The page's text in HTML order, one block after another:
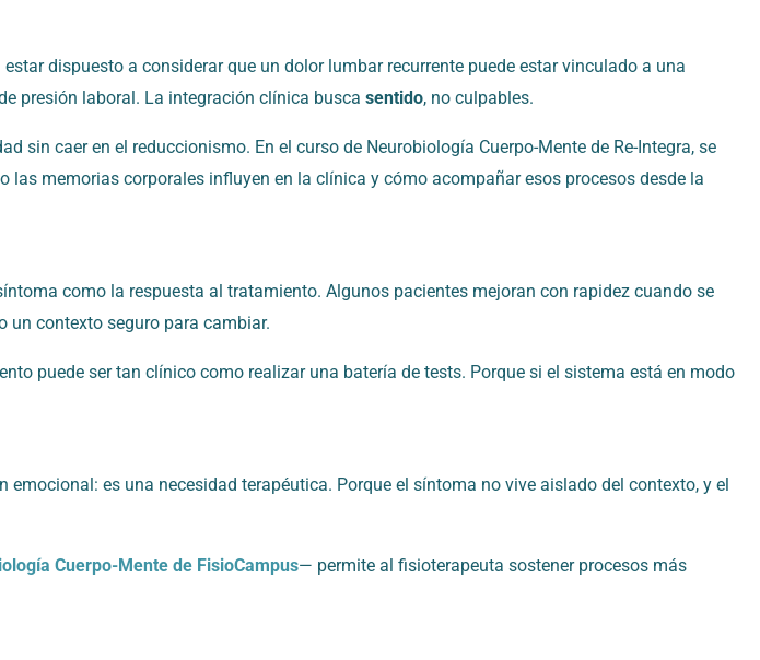
dispuesto a considerar que un dolor lumbar recurrente puede estar vinculado a una
presión laboral. La integración clínica busca sentido, no culpables.
caer en el reduccionismo. En el curso de Neurobiología Cuerpo-Mente de Re-Integra, se
memorias corporales influyen en la clínica y cómo acompañar esos procesos desde la
como la respuesta al tratamiento. Algunos pacientes mejoran con rapidez cuando se
un contexto seguro para cambiar.
puede ser tan clínico como realizar una batería de tests. Porque si el sistema está en modo
es una necesidad terapéutica. Porque el síntoma no vive aislado del contexto, y el
Cuerpo-Mente de FisioCampus— permite al fisioterapeuta sostener procesos más